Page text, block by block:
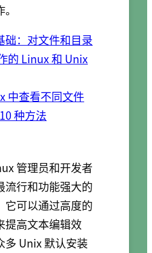
础：对文件和目录
的 Linux 和 Unix
中查看不同文件
种方法
管理员和开发者
流行和功能强大的
它可以通过高度的
提高文本编辑效
多 Unix 默认安装